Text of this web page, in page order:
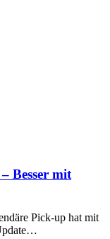
Besser mit
Pick-up hat mit